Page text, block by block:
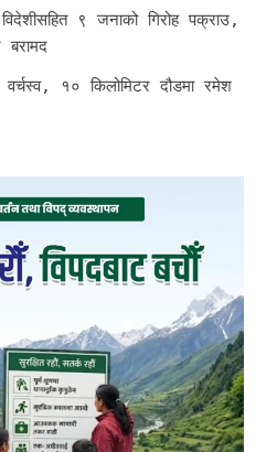
९ जनाको गिरोह पक्राउ,
बरामद
१० किलोमिटर दौडमा रमेश